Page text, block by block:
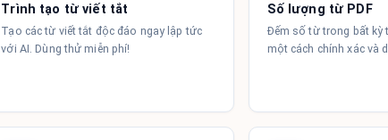
Trình tạo từ viết tắt
Tạo các từ viết tắt độc đáo ngay lập tức
với AI. Dùng thử miễn phí!
Số lượng từ PDF
Đếm số từ trong bất kỳ
một cách chính xác và